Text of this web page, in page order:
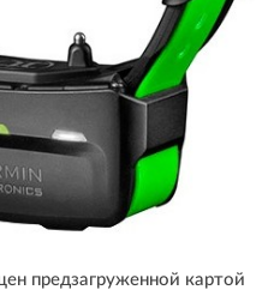
предзагруженной картой